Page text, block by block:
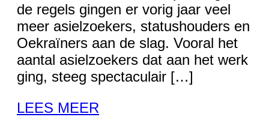
de regels gingen er vorig jaar veel
meer asielzoekers, statushouders en
Oekraïners aan de slag. Vooral het
aantal asielzoekers dat aan het werk
ging, steeg spectaculair […]
LEES MEER